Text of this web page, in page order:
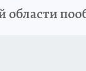
СЧАСТЬЕ В СЕМЬЕ
области